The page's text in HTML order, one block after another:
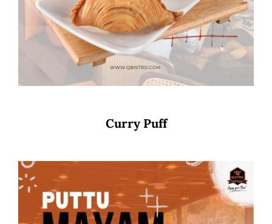
Curry Puff